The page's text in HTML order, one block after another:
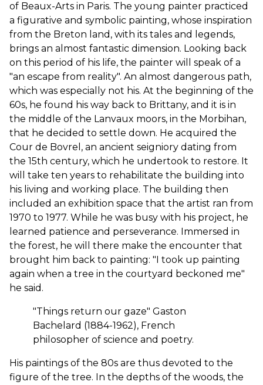
of Beaux-Arts in Paris. The young painter practiced
a figurative and symbolic painting, whose inspiration
from the Breton land, with its tales and legends,
brings an almost fantastic dimension. Looking back
on this period of his life, the painter will speak of a
"an escape from reality". An almost dangerous path,
which was especially not his. At the beginning of the
60s, he found his way back to Brittany, and it is in
the middle of the Lanvaux moors, in the Morbihan,
that he decided to settle down. He acquired the
Cour de Bovrel, an ancient seigniory dating from
the 15th century, which he undertook to restore. It
will take ten years to rehabilitate the building into
his living and working place. The building then
included an exhibition space that the artist ran from
1970 to 1977. While he was busy with his project, he
learned patience and perseverance. Immersed in
the forest, he will there make the encounter that
brought him back to painting: "I took up painting
again when a tree in the courtyard beckoned me"
he said.
"Things return our gaze" Gaston
Bachelard (1884-1962), French
philosopher of science and poetry.
His paintings of the 80s are thus devoted to the
figure of the tree. In the depths of the woods, the